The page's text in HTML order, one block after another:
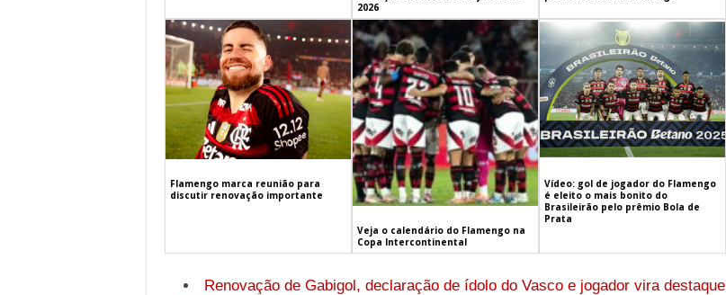
2026
Flamengo marca reunião para
discutir renovação importante
Veja o calendário do Flamengo na
Copa Intercontinental
Vídeo: gol de jogador do Flamengo
é eleito o mais bonito do
Brasileirão pelo prêmio Bola de
Prata
Renovação de Gabigol, declaração de ídolo do Vasco e jogador vira destaque